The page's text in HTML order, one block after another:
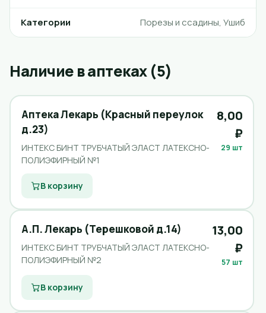
Категории Порезы и ссадины, Ушиб
Наличие в аптеках (5)
Аптека Лекарь (Красный переулок
д.23)
ИНТЕКС БИНТ ТРУБЧАТЫЙ ЭЛАСТ ЛАТЕКСНО-
ПОЛИЭФИРНЫЙ №1
8,00
₽
29 шт
В корзину
А.П. Лекарь (Терешковой д.14)
ИНТЕКС БИНТ ТРУБЧАТЫЙ ЭЛАСТ ЛАТЕКСНО-
ПОЛИЭФИРНЫЙ №2
13,00
₽
57 шт
В корзину